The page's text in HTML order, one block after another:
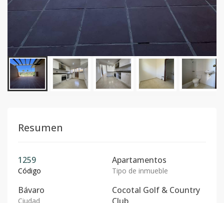
Resumen
1259
Código
Apartamentos
Tipo de inmueble
Bávaro
Ciudad
Cocotal Golf & Country